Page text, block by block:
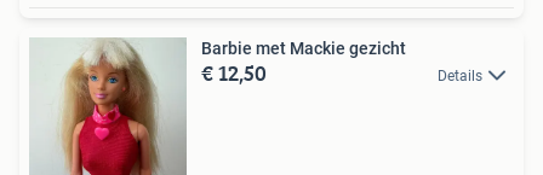
Barbie met Mackie gezicht
€ 12,50 Details